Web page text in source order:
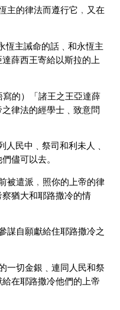
主的律法而遵行它﹐又在
恆主誡命的話﹑和永恆主
薛西王寄給以斯拉的上
寫的）「諸王之王亞達薛
律法的經學士﹑致意問
民中﹑祭司和利未人﹑
儘可以去。
被遣派﹐照你的上帝的律
猶大和耶路撒冷的情
謀自願獻給住耶路撒冷之
一切金銀﹑連同人民和祭
在耶路撒冷他們的上帝